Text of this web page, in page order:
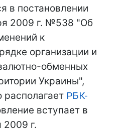
в постановлении
2009 г. №538 "Об
к
организации и
обменных
Украины",
располагает РБК-
вступает в
2009 г.